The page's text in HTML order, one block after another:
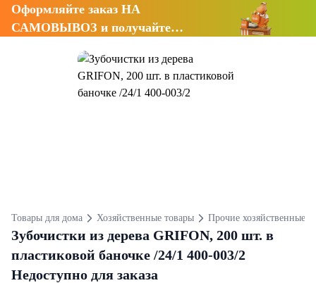
Оформляйте заказ НА
САМОВЫВОЗ и получайте
Товары для дома Хозяйственные товары Прочие хозяйственные
Зубочистки из дерева GRIFON, 200 шт. в
пластиковой баночке /24/1 400-003/2
Недоступно для заказа